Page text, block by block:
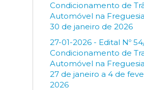
Condicionamento de
Automóvel na
30 de janeiro de 2026
27-01-2026 - Edital Nº
Condicionamento de
Automóvel na
27 de janeiro a 4 de
2026